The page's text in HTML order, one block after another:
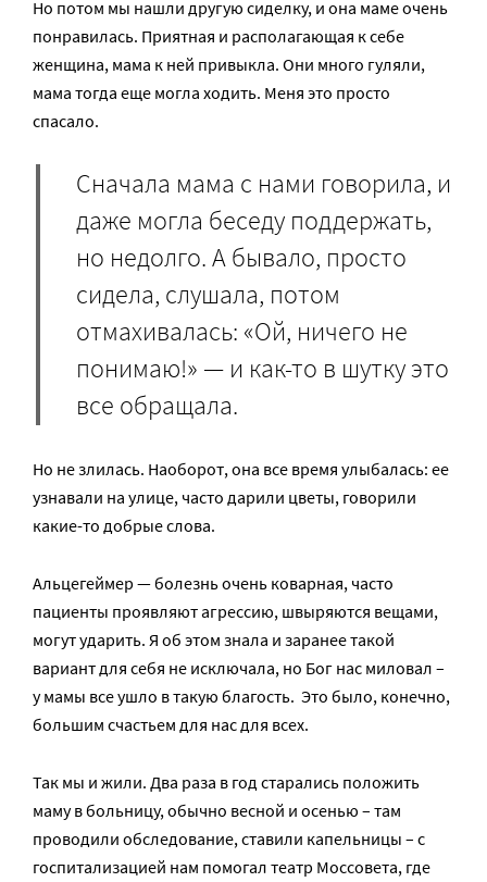
Но потом мы нашли другую сиделку, и она маме очень
понравилась. Приятная и располагающая к себе
женщина, мама к ней привыкла. Они много гуляли,
мама тогда еще могла ходить. Меня это просто
спасало.
Сначала мама с нами говорила, и
даже могла беседу поддержать,
но недолго. А бывало, просто
сидела, слушала, потом
отмахивалась: «Ой, ничего не
понимаю!» — и как-то в шутку это
все обращала.
Но не злилась. Наоборот, она все время улыбалась: ее
узнавали на улице, часто дарили цветы, говорили
какие-то добрые слова.
Альцегеймер — болезнь очень коварная, часто
пациенты проявляют агрессию, швыряются вещами,
могут ударить. Я об этом знала и заранее такой
вариант для себя не исключала, но Бог нас миловал –
у мамы все ушло в такую благость. Это было, конечно,
большим счастьем для нас для всех.
Так мы и жили. Два раза в год старались положить
маму в больницу, обычно весной и осенью – там
проводили обследование, ставили капельницы – с
госпитализацией нам помогал театр Моссовета, где